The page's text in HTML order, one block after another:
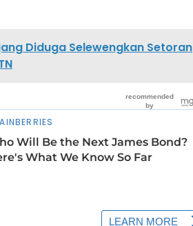
Diduga Selewengkan Setoran